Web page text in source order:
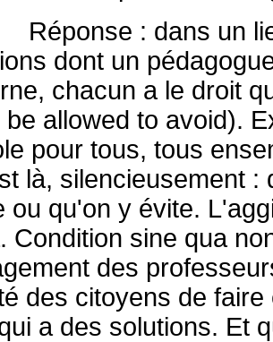
: dans un lieu
dont un
chacun a le droit
be allowed to avoid).
pour tous, tous
là, silencieusement
ou qu'on y évite.
Condition sine qua
des
des citoyens de
a des solutions. Et